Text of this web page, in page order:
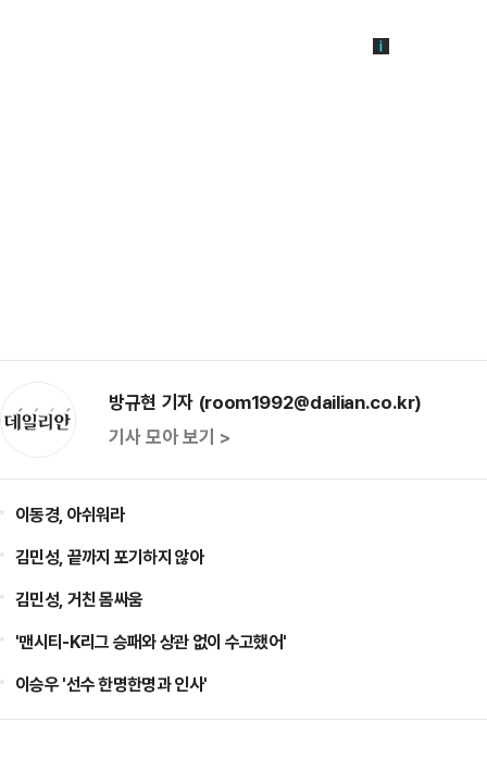
방규현 기자 (room1992@dailian.co.kr)
기사 모아 보기 >
이동경, 아쉬워라
김민성, 끝까지 포기하지 않아
김민성, 거친 몸싸움
'맨시티-K리그 승패와 상관 없이 수고했어'
이승우 '선수 한명한명과 인사'